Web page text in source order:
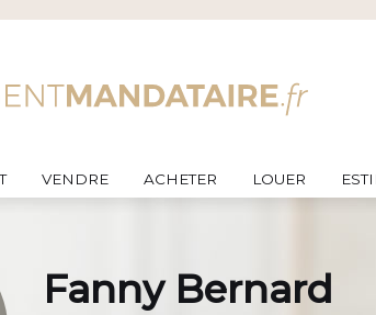
VENDRE ACHETER LOUER
Fanny Bernard